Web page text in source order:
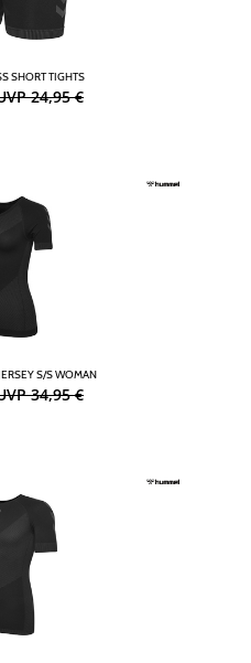
SHORT TIGHTS
24,95 €
S/S WOMAN
34,95 €